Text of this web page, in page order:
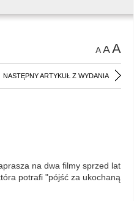
AAA
NASTĘPNY ARTYKUŁ Z WYDANIA
na dwa filmy sprzed lat
potrafi "pójść za ukochaną